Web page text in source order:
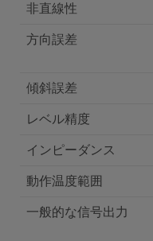
非直線性
方向誤差
傾斜誤差
レベル精度
インピーダンス
動作温度範囲
一般的な信号出力